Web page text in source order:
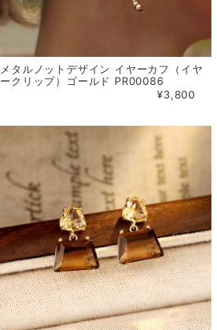
メタルノットデザイン イヤーカフ（イヤ
ークリップ）ゴールド PR00086
¥3,800